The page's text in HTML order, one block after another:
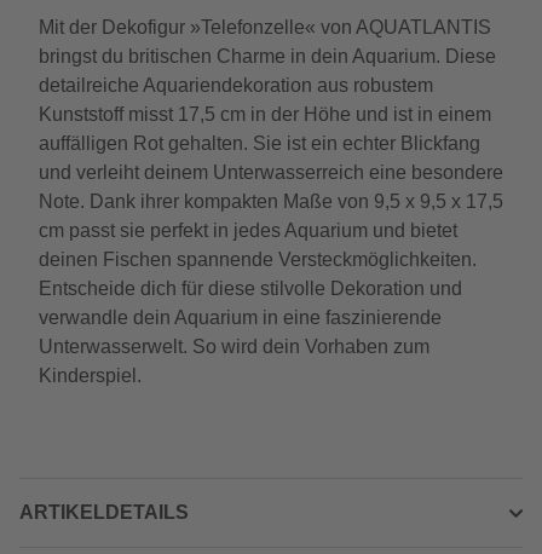
Mit der Dekofigur »Telefonzelle« von AQUATLANTIS
bringst du britischen Charme in dein Aquarium. Diese
detailreiche Aquariendekoration aus robustem
Kunststoff misst 17,5 cm in der Höhe und ist in einem
auffälligen Rot gehalten. Sie ist ein echter Blickfang
und verleiht deinem Unterwasserreich eine besondere
Note. Dank ihrer kompakten Maße von 9,5 x 9,5 x 17,5
cm passt sie perfekt in jedes Aquarium und bietet
deinen Fischen spannende Versteckmöglichkeiten.
Entscheide dich für diese stilvolle Dekoration und
verwandle dein Aquarium in eine faszinierende
Unterwasserwelt. So wird dein Vorhaben zum
Kinderspiel.
ARTIKELDETAILS